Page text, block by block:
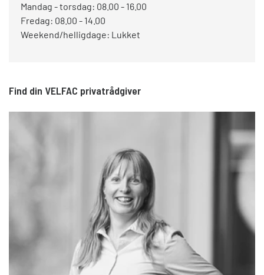
Mandag - torsdag: 08.00 - 16.00
Fredag: 08.00 - 14.00
Weekend/helligdage: Lukket
Find din VELFAC privatrådgiver